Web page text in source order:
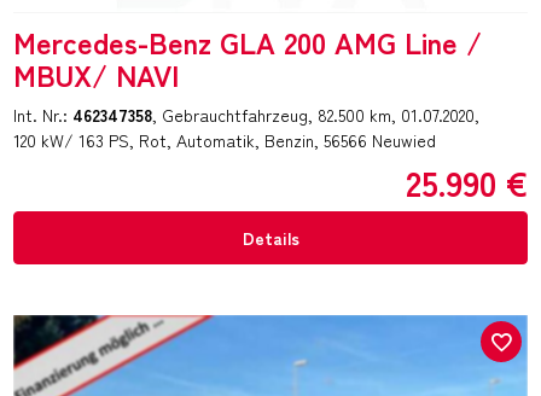
Mercedes-Benz GLA 200 AMG Line /
MBUX/ NAVI
Int. Nr.: 462347358 Gebrauchtfahrzeug 82.500 km 01.07.2020
120 kW/ 163 PS Rot Automatik Benzin 56566 Neuwied
25.990 €
Details